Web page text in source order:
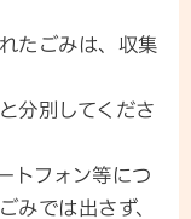
たごみは、収集
分別してくださ
トフォン等につ
みでは出さず、